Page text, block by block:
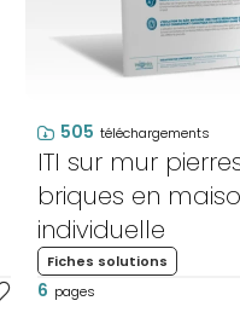
505 téléchargements
ITI sur mur
briques en
individuelle
Fiches solutions
6 pages